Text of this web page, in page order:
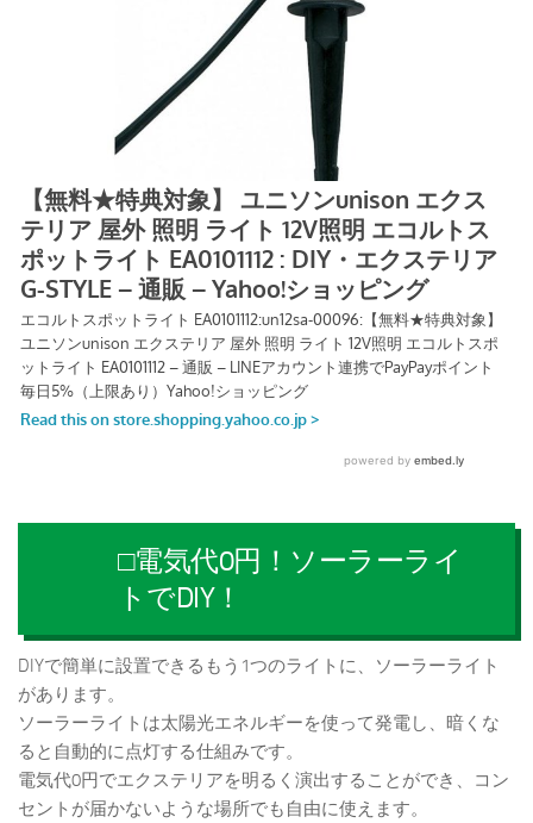
□電気代0円！ソーラーライ
トでDIY！
DIYで簡単に設置できるもう1つのライトに、ソーラーライト
があります。
ソーラーライトは太陽光エネルギーを使って発電し、暗くな
ると自動的に点灯する仕組みです。
電気代0円でエクステリアを明るく演出することができ、コン
セントが届かないような場所でも自由に使えます。